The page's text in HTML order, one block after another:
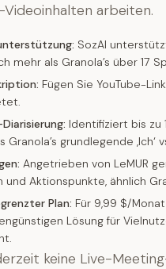
arbeiten.
SozAI
mehr als Granola’s über 17
Fügen Sie YouTube-
Identifiziert bis
grundlegende ‚Ich‘
Angetrieben von LeMUR
und Aktionspunkte, ähnlich
Plan: Für 9,99 $/
Lösung für
keine Live-